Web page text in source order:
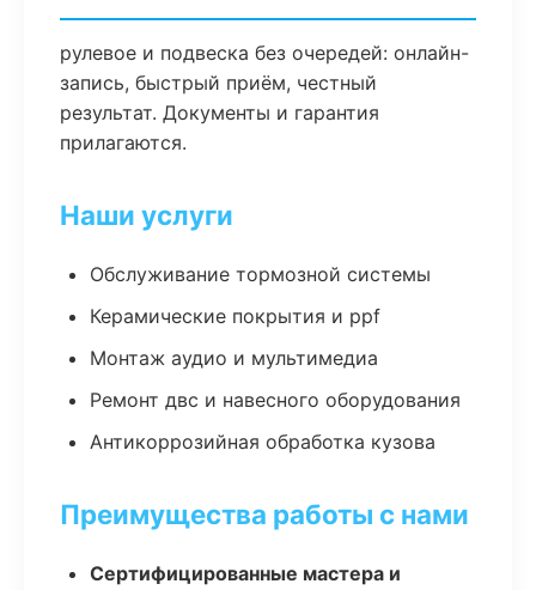
рулевое и подвеска без очередей: онлайн-
запись, быстрый приём, честный
результат. Документы и гарантия
прилагаются.
Наши услуги
Обслуживание тормозной системы
Керамические покрытия и ppf
Монтаж аудио и мультимедиа
Ремонт двс и навесного оборудования
Антикоррозийная обработка кузова
Преимущества работы с нами
Сертифицированные мастера и